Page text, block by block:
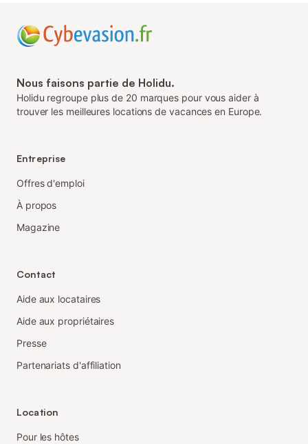
Nous faisons partie de Holidu.
Holidu regroupe plus de 20 marques pour vous aider à
trouver les meilleures locations de vacances en Europe.
Entreprise
Offres d'emploi
À propos
Magazine
Contact
Aide aux locataires
Aide aux propriétaires
Presse
Partenariats d'affiliation
Location
Pour les hôtes